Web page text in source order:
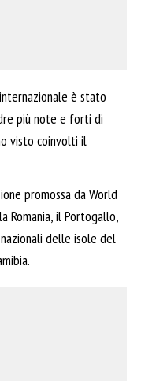
è stato
più note e forti di
visto coinvolti il
promossa da World
Romania, il Portogallo,
delle isole del